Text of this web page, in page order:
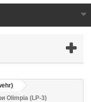
Olimpia (LP-3)